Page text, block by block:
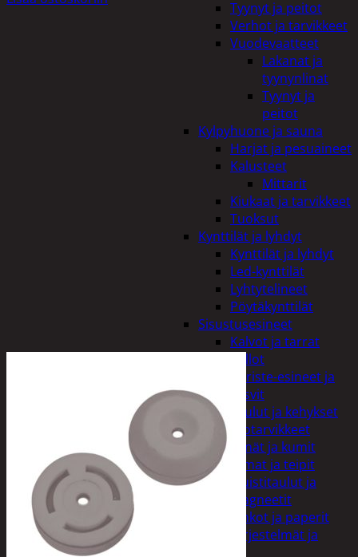
Tyynyt ja peitot
Verhot ja tarvikkeet
Vuodevaatteet
Lakanat ja
tyynynlinat
Tyynyt ja
peitot
Kylpyhuone ja sauna
Harjat ja pesuaineet
Kalusteet
Mittarit
Kiukaat ja tarvikkeet
Tuoksut
Kynttilät ja lyhdyt
Kynttilät ja lyhdyt
Led-kynttilät
Lyhtytelineet
Pöytäkynttilät
Sisustusesineet
Kalvot ja tarrat
Kellot
Koriste-esineet ja
kasvit
Taulut ja kehykset
Toimistotarvikkeet
Kynät ja kumit
Liimat ja teipit
Muistitaulut ja
magneetit
Vihkot ja paperit
Turvajärjestelmät ja